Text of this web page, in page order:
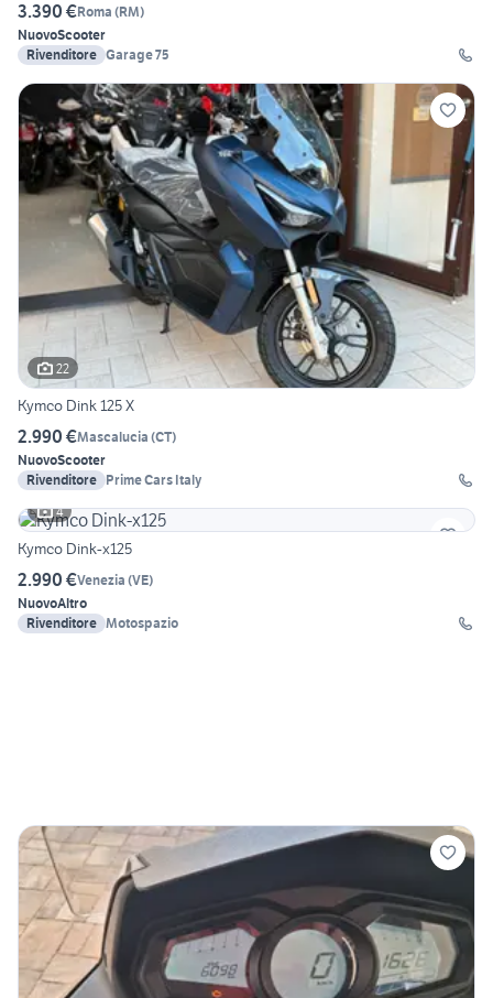
3.390 €Roma (RM)
NuovoScooter
Rivenditore Garage 75
22
Kymco Dink 125 X
2.990 €Mascalucia (CT)
NuovoScooter
Rivenditore Prime Cars Italy
4
Kymco Dink-x125
2.990 €Venezia (VE)
NuovoAltro
Rivenditore Motospazio